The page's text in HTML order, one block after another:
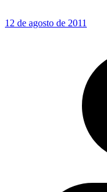
12 de agosto de 2011